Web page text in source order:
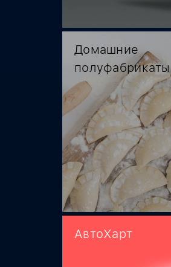
Домашние
полуфабрикаты
АвтоХарт